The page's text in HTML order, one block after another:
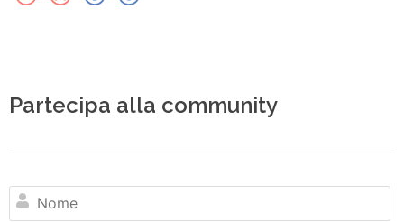
Partecipa alla community